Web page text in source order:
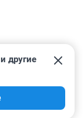
другие